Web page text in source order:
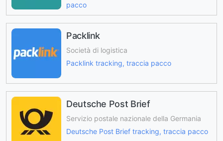
pacco
Packlink
Società di logistica
Packlink tracking, traccia pacco
Deutsche Post Brief
Servizio postale nazionale della Germania
Deutsche Post Brief tracking, traccia pacco